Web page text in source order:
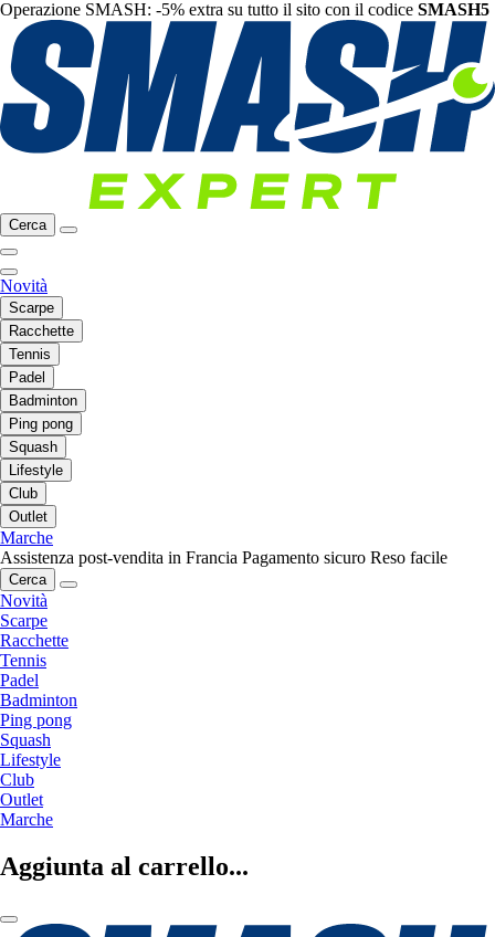
Operazione SMASH: -5% extra su tutto il sito con il codice SMASH5
Cerca
Novità
Scarpe
Racchette
Tennis
Padel
Badminton
Ping pong
Squash
Lifestyle
Club
Outlet
Marche
Assistenza post-vendita in Francia Pagamento sicuro Reso facile
Cerca
Novità
Scarpe
Racchette
Tennis
Padel
Badminton
Ping pong
Squash
Lifestyle
Club
Outlet
Marche
Aggiunta al carrello...